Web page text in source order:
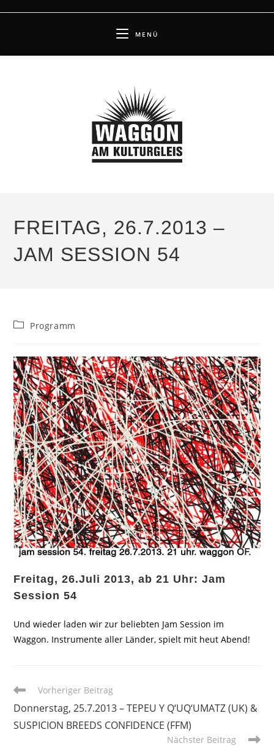
MENÜ
FREITAG, 26.7.2013 –
JAM SESSION 54
Beitrags-
Programm
Freitag, 26.Juli 2013, ab 21 Uhr: Jam
Session 54
Und wieder laden wir zur beliebten Jam Session im
Waggon. Instrumente aller Länder, spielt mit heut Abend!
Weitere
ansehen
Vorheriger Beitrag
Donnerstag, 25.7.2013 – TEPEU Y Q‘UQ‘UMATZ (UK) &
SUSPICION BREEDS CONFIDENCE (FFM)
Nächster Beitrag